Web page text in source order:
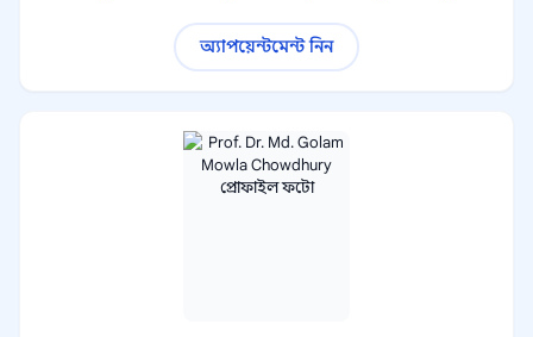
অ্যাপয়েন্টমেন্ট নিন